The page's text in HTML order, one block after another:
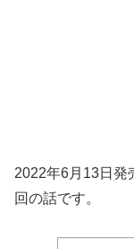
2022年6月13日発
回の話です。